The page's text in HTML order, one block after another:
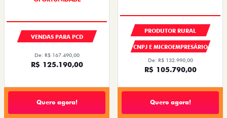
VENDAS PARA PCD
De: R$ 167.490,00
R$ 125.190,00
Quero agora!
PRODUTOR RURAL
CNPJ E MICROEMPRESÁRIO
De: R$ 132.990,00
R$ 105.790,00
Quero agora!